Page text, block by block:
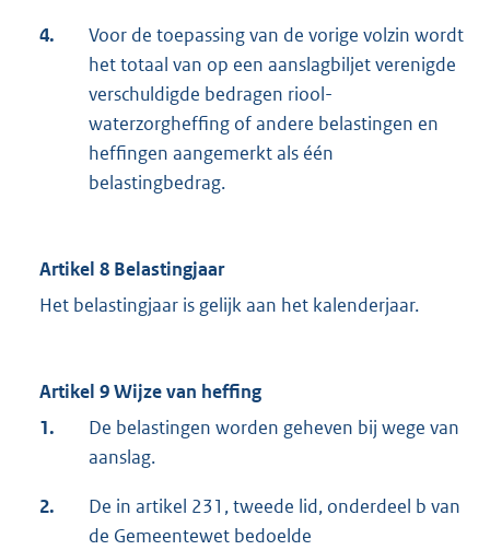
4.
Voor de toepassing van de vorige volzin wordt
het totaal van op een aanslagbiljet verenigde
verschuldigde bedragen riool-
waterzorgheffing of andere belastingen en
heffingen aangemerkt als één
belastingbedrag.
Artikel 8 Belastingjaar
Het belastingjaar is gelijk aan het kalenderjaar.
Artikel 9 Wijze van heffing
1.
De belastingen worden geheven bij wege van
aanslag.
2.
De in artikel 231, tweede lid, onderdeel b van
de Gemeentewet bedoelde